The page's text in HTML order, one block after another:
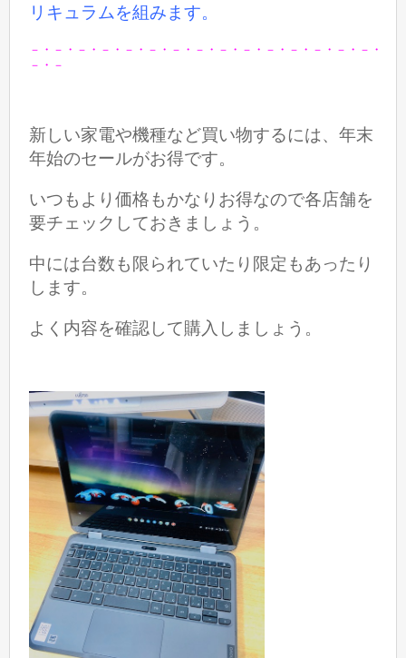
リキュラムを組みます。
－・－・－・－・－・－・－・－・－・－・－・－・－・－・－・
－・－
新しい家電や機種など買い物するには、年末
年始のセールがお得です。
いつもより価格もかなりお得なので各店舗を
要チェックしておきましょう。
中には台数も限られていたり限定もあったり
します。
よく内容を確認して購入しましょう。